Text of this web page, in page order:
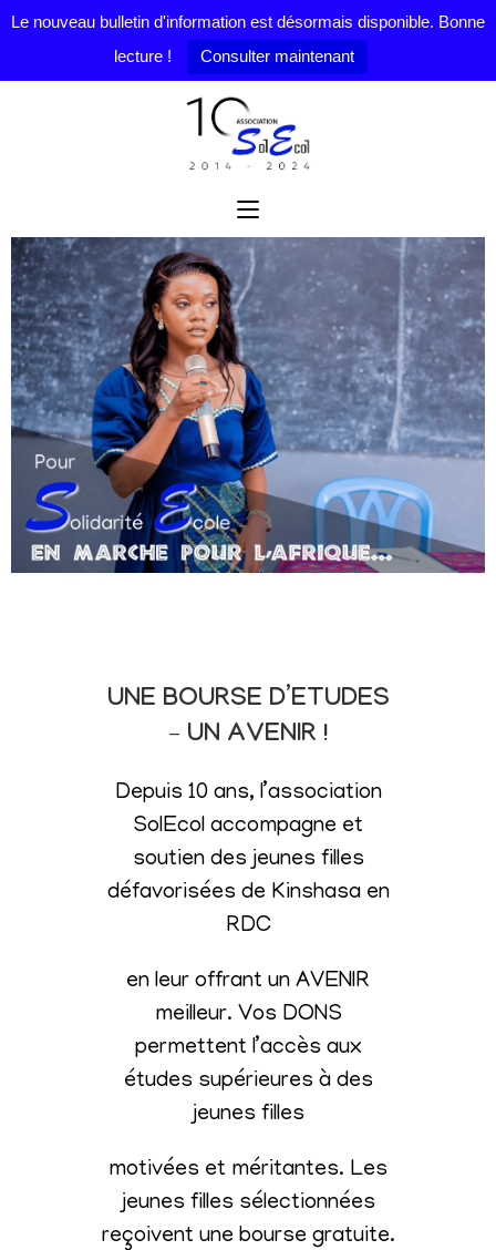
Le nouveau bulletin d'information est désormais disponible. Bonne
lecture !
Consulter maintenant
UNE BOURSE D’ETUDES
– UN AVENIR !
Depuis 10 ans, l’association
SolEcol accompagne et
soutien des jeunes filles
défavorisées de Kinshasa en
RDC
en leur offrant un AVENIR
meilleur. Vos DONS
permettent l’accès aux
études supérieures à des
jeunes filles
motivées et méritantes. Les
jeunes filles sélectionnées
reçoivent une bourse gratuite.